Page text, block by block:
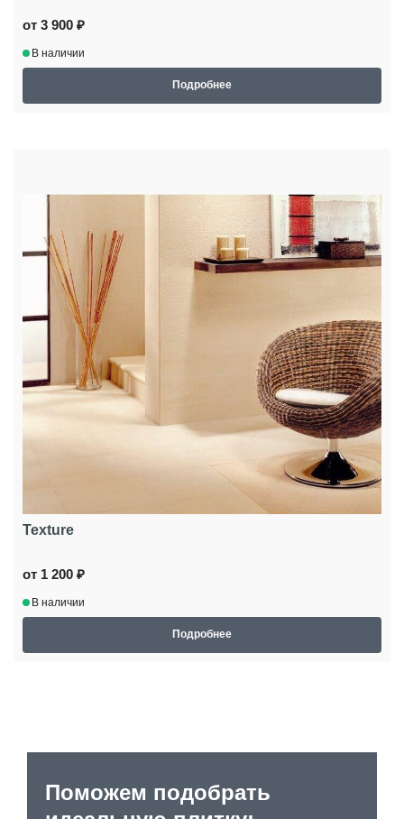
от 3 900 ₽
В наличии
Подробнее
Texture
от 1 200 ₽
В наличии
Подробнее
Поможем подобрать